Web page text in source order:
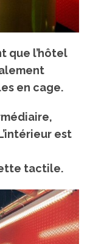
que l’hôtel
en cage.
est
tactile.